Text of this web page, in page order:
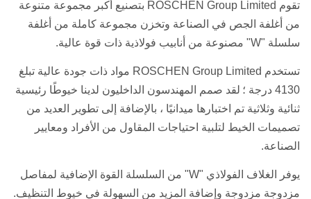
تقوم ROSCHEN Group Limited بتصنيع أكبر مجموعة متنوعة
من أغلفة الجص في الصناعة وتخزن مجموعة كاملة من أغلفة
سلسلة "W" مصنوعة من أنابيب فولاذية ذات قوة عالية.
تستخدم ROSCHEN Group Limited مواد ذات جودة عالية تبلغ
4130 درجة ؛
لقد صمم المهندسون الداخليون لدينا خيوطًا رئيسية
ثنائية وثلاثية تم اختبارها ميدانيًا ، بالإضافة إلى تطوير العديد من
تصميمات الخيط لتلبية احتياجات المقاول من الأفراد ومعايير
الصناعة.
يوفر الغلاف الفولاذي "W" من السلسلة القوة الإضافية لمفاصل
مزدوجة مزدوجة وإضافة المزيد من السهولة في خيوط التنظيف.